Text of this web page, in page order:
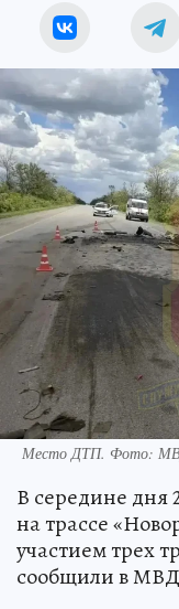
Место ДТП. Фото:
В середине дня
на трассе
участием трех
сообщили в